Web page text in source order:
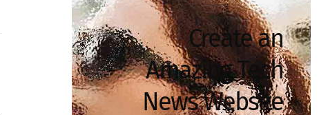
Create an
Amazing Tech
News Website